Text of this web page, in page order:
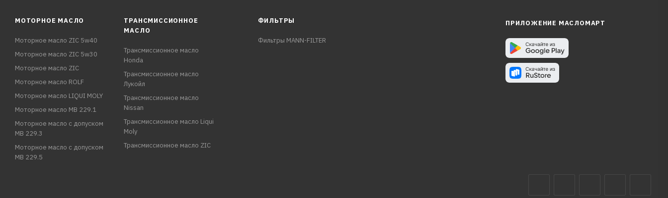
МОТОРНОЕ МАСЛО
Моторное масло ZIC 5w40
Моторное масло ZIC 5w30
Моторное масло ZIC
Моторное масло ROLF
Моторное масло LIQUI MOLY
Моторное масло MB 229.1
Моторное масло с допуском
MB 229.3
Моторное масло с допуском
MB 229.5
ТРАНСМИССИОННОЕ
МАСЛО
Трансмиссионное масло
Honda
Трансмиссионное масло
Лукойл
Трансмиссионное масло
Nissan
Трансмиссионное масло Liqui
Moly
Трансмиссионное масло ZIC
ФИЛЬТРЫ
Фильтры MANN-FILTER
ПРИЛОЖЕНИЕ МАСЛОМАРТ